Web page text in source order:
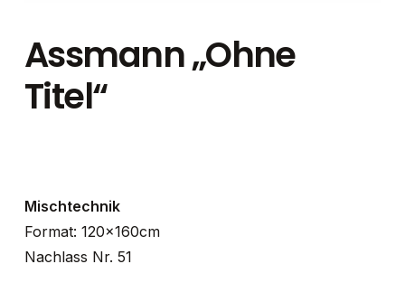
Assmann „Ohne
Titel“
Mischtechnik
Format: 120x160cm
Nachlass Nr. 51